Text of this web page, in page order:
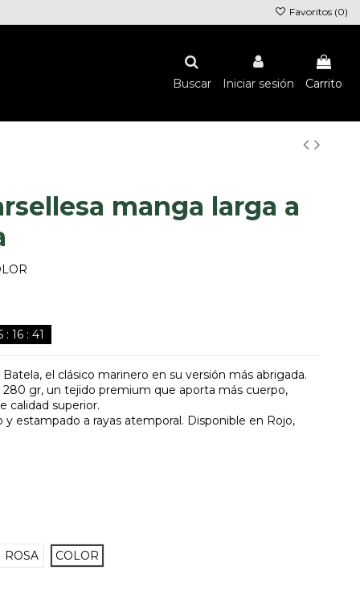
Favoritos (0)
Buscar
Iniciar sesión Carrito
manga larga a
:16 :40
el clásico marinero en su versión más abrigada.
gr, un tejido premium que aporta más cuerpo,
calidad superior.
estampado a rayas atemporal. Disponible en Rojo,
ROSA COLOR